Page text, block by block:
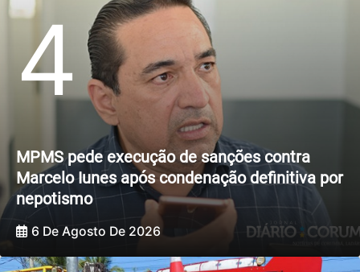
4
MPMS pede execução de sanções contra
Marcelo Iunes após condenação definitiva por
nepotismo
6 De Agosto De 2026